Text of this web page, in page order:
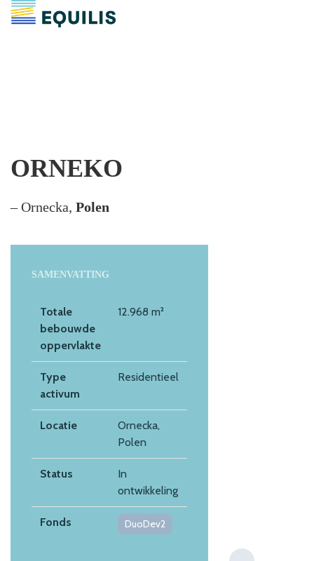
ORNEKO
– Ornecka, Polen
SAMENVATTING
Totale
bebouwde
oppervlakte
12.968 m²
Type
activum
Residentieel
Locatie
Ornecka,
Polen
Status
In
ontwikkeling
Fonds DuoDev2